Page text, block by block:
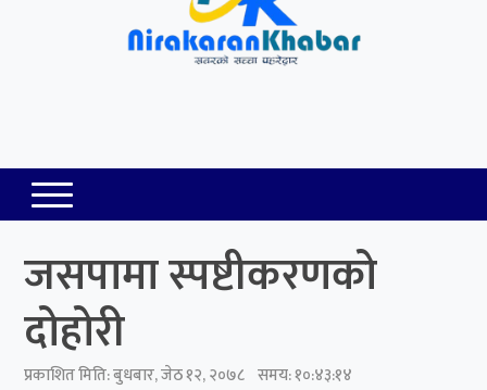
जसपामा स्पष्टीकरणको
दोहोरी
प्रकाशित मिति:बुधबार, जेठ १२, २०७८ समय: १०:४३:१४